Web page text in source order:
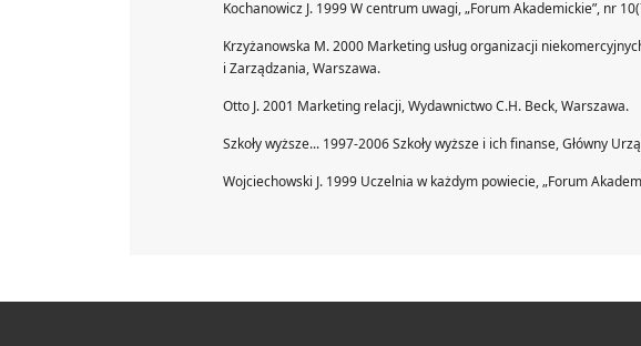
Kochanowicz J. 1999 W centrum uwagi, „Forum Akademickie”, nr
Krzyżanowska M. 2000 Marketing usług organizacji
i Zarządzania, Warszawa.
Otto J. 2001 Marketing relacji, Wydawnictwo C.H. Beck, Warszawa.
Szkoły wyższe... 1997-2006 Szkoły wyższe i ich finanse, Główny
Wojciechowski J. 1999 Uczelnia w każdym powiecie, „Forum